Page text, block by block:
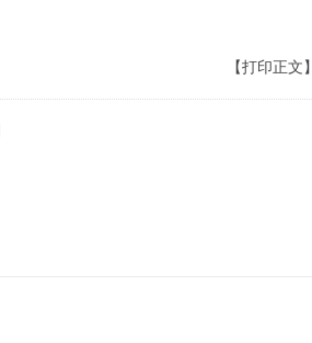
【打印正文】